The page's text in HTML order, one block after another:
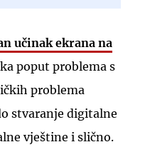
učinak ekrana na
poput problema s
problema
stvaranje digitalne
vještine i slično.